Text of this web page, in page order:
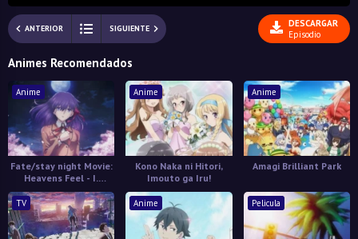
ANTERIOR SIGUIENTE
DESCARGAR
Episodio
Animes Recomendados
Anime
Fate/stay night Movie:
Heavens Feel - I.
Presage Flower
Anime
Kono Naka ni Hitori,
Imouto ga Iru!
Anime
Amagi Brilliant Park
TV Anime Pelicula